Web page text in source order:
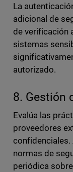
La
adicional de
de verificación
sistemas
autorizado.
8. Gestión
Evalúa las
proveedores
confidenciales.
normas de
periódica